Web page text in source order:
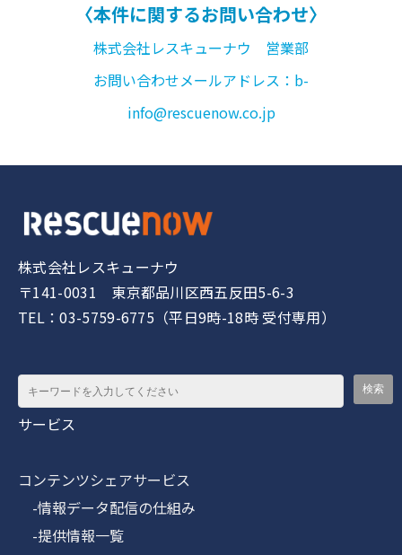
〈本件に関するお問い合わせ〉
株式会社レスキューナウ 営業部
お問い合わせメールアドレス：b-
info@rescuenow.co.jp
株式会社レスキューナウ
〒141-0031 東京都品川区西五反田5-6-3
TEL：03-5759-6775（平日9時-18時 受付専用）
サービス
コンテンツシェアサービス
-情報データ配信の仕組み
-提供情報一覧